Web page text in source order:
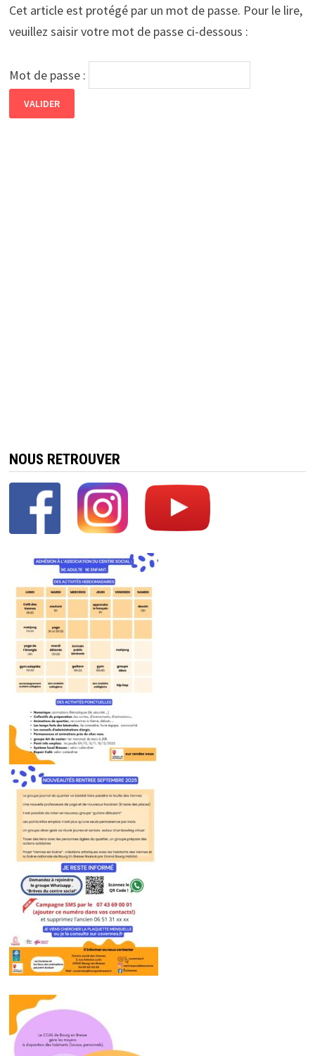
Cet article est protégé par un mot de passe. Pour le lire,
veuillez saisir votre mot de passe ci-dessous :
Mot de passe :
NOUS RETROUVER